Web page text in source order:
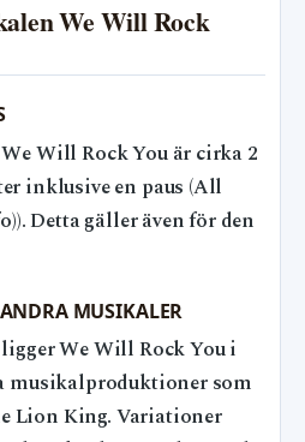
We Will Rock
Will Rock You är cirka 2
inklusive en paus (All
Detta gäller även för den
MUSIKALER
We Will Rock You i
musikalproduktioner som
Lion King. Variationer